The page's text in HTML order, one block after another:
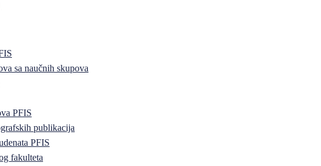
sa naučnih skupova
PFIS
publikacija
PFIS
fakulteta